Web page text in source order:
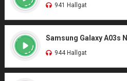
941 Hallgat
Samsung Galaxy A03s
944 Hallgat